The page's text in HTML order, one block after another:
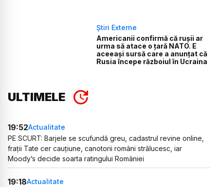
Știri Externe
Americanii confirmă că rușii ar
urma să atace o țară NATO. E
aceeași sursă care a anunțat că
Rusia începe războiul în Ucraina
ULTIMELE
19:52Actualitate
PE SCURT: Barjele se scufundă greu, cadastrul revine online,
frații Tate cer cauțiune, canotorii români strălucesc, iar
Moody’s decide soarta ratingului României
19:18Actualitate